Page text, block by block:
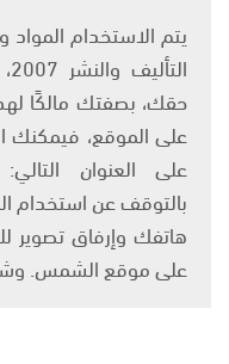
حقك، بصفتك مالكًا
على الموقع، فيمكنك
بالتوقف عن استخدام
هاتفك وإرفاق تصوير
على موقع الشمس.